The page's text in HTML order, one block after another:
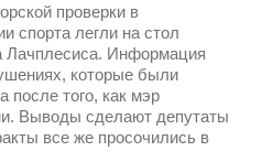
проверки в
спорта легли на стол
Лачплесиса. Информация
которые были
после того, как мэр
Выводы сделают депутаты
все же просочились в